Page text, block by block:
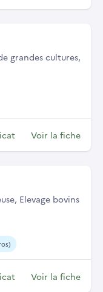
grandes cultures,
Voir la fiche
Elevage bovins
Voir la fiche